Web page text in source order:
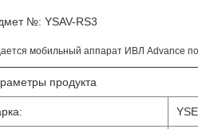
№: YSAV-RS3
мобильный аппарат ИВЛ Advance
продукта